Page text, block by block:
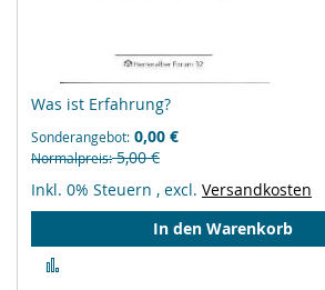
Was ist Erfahrung?
Sonderangebot 0,00 €
Normalpreis 5,00 €
Inkl. 0% Steuern , excl. Versandkosten
In den Warenkorb